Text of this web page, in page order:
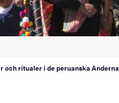
och ritualer i de peruanska Anderna